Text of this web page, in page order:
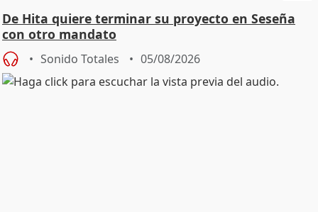
De Hita quiere terminar su proyecto en Seseña
con otro mandato
Sonido Totales 05/08/2026